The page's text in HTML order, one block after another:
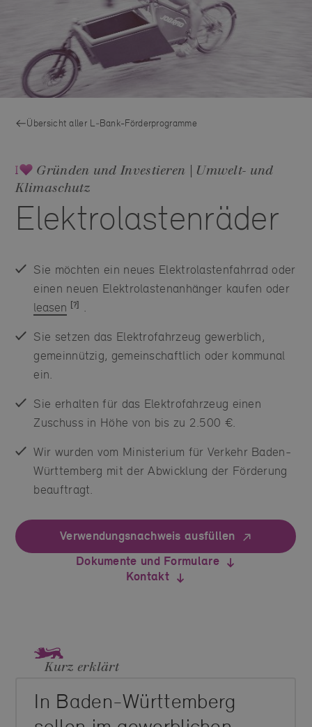
Übersicht aller L‑Bank-Förderprogramme
Gründen und Investieren | Umwelt- und
Klimaschutz
Elektrolastenräder
Sie möchten ein neues Elektrolastenfahrrad oder
einen neuen Elektrolastenanhänger kaufen oder
leasen
.
Sie setzen das Elektrofahrzeug gewerblich,
gemeinnützig, gemeinschaftlich oder kommunal
ein.
Sie erhalten für das Elektrofahrzeug einen
Zuschuss in Höhe von bis zu 2.500 €.
Wir wurden vom Ministerium für Verkehr Baden-
Württemberg mit der Abwicklung der Förderung
beauftragt.
Verwendungsnachweis ausfüllen
Dokumente und Formulare
Kontakt
Kurz erklärt
In Baden-Württemberg